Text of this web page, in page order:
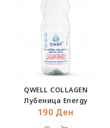
QWELL COLLAGEN
Лубеница Energy
190 Ден